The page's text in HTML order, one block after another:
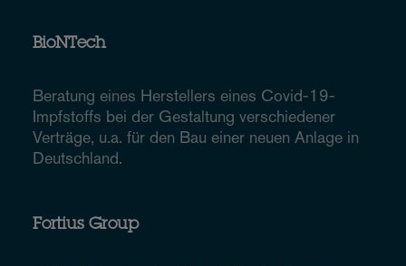
BioNTech
Beratung eines Herstellers eines Covid-19-
Impfstoffs bei der Gestaltung verschiedener
Verträge, u.a. für den Bau einer neuen Anlage in
Deutschland.
Fortius Group